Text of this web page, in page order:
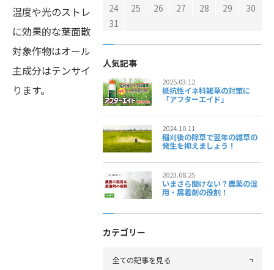
温度や光のストレス軽減、また直接栄養源が欲しいとき
に効果的な葉面散布剤です。
対象作物はオールマイティ！
主成分はテンサイ糖蜜・アミノ酸・微量要素となってお
ります。
24
25 26 27 28 29
30
31
人気記事
2025.03.12
抵抗性イネ科雑草の対策に
「アフターエイド」
2024.10.11
稲刈後の除草で翌年の雑草の
発生を抑えましょう！
2023.08.25
いまさら聞けない？農薬の混
用・展着剤の役割！
カテゴリー
全ての記事を見る